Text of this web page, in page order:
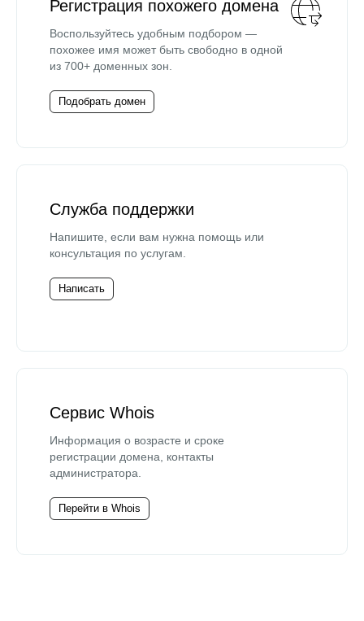
Регистрация похожего домена
Воспользуйтесь удобным подбором —
похожее имя может быть свободно в одной
из 700+ доменных зон.
Подобрать домен
Служба поддержки
Напишите, если вам нужна помощь или
консультация по услугам.
Написать
Сервис Whois
Информация о возрасте и сроке
регистрации домена, контакты
администратора.
Перейти в Whois